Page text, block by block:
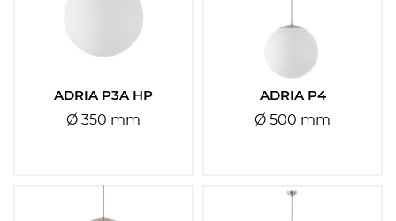
Vyberte
ADRIA P3A HP
Ø 350 mm
ADRIA P4
Ø 500 mm